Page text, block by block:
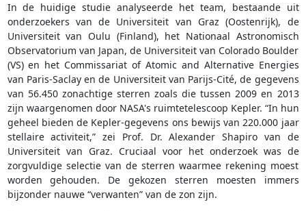
In de huidige studie analyseerde het team, bestaande uit
onderzoekers van de Universiteit van Graz (Oostenrijk), de
Universiteit van Oulu (Finland), het Nationaal Astronomisch
Observatorium van Japan, de Universiteit van Colorado Boulder
(VS) en het Commissariat of Atomic and Alternative Energies
van Paris-Saclay en de Universiteit van Parijs-Cité, de gegevens
van 56.450 zonachtige sterren zoals die tussen 2009 en 2013
zijn waargenomen door NASA's ruimtetelescoop Kepler. “In hun
geheel bieden de Kepler-gegevens ons bewijs van 220.000 jaar
stellaire activiteit,” zei Prof. Dr. Alexander Shapiro van de
Universiteit van Graz. Cruciaal voor het onderzoek was de
zorgvuldige selectie van de sterren waarmee rekening moest
worden gehouden. De gekozen sterren moesten immers
bijzonder nauwe “verwanten” van de zon zijn.